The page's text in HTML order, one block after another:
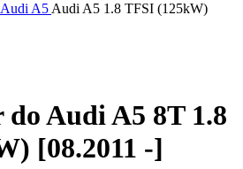
Audi A5 Audi A5 1.8 TFSI (125kW)
doAudi A5 8T 1.8
[08.2011 -]